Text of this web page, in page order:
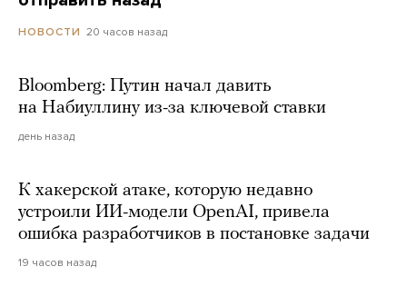
НОВОСТИ 20 часов назад
Bloomberg: Путин начал давить
на Набиуллину из-за ключевой ставки
день назад
К хакерской атаке, которую недавно
устроили ИИ-модели OpenAI, привела
ошибка разработчиков в постановке задачи
19 часов назад